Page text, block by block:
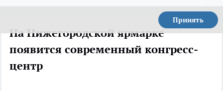
Принять
На Нижегородской ярмарке
появится современный конгресс-
центр